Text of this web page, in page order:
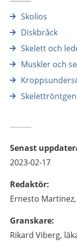
Skolios
Diskbråck
Skelett och
Muskler och
Skelettröntgen
Senast
2023-02-17
Redaktör:
Ernesto Martinez,
Granskare:
Rikard Viberg,